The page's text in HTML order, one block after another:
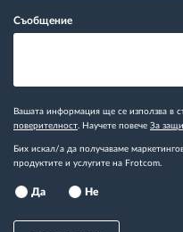
Съобщение
Вашата информация ще се използва в
поверителност. Научете повече За
Бих искал/а да получаваме
продуктите и услугите на Frotcom.
Да Не